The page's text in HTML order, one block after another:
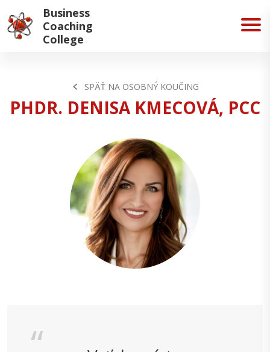
Business
Coaching
College
SPÄŤ NA OSOBNÝ KOUČING
PHDR. DENISA KMECOVÁ, PCC